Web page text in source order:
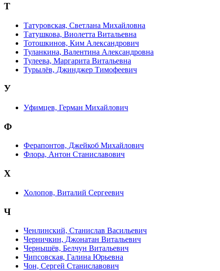
Т
Татуровская, Светлана Михайловна
Татушкова, Виолетта Витальевна
Тотошкинов, Ким Александрович
Туланкина, Валентина Александровна
Тулеева, Маргарита Витальевна
Турылёв, Джинджер Тимофеевич
У
Уфимцев, Герман Михайлович
Ф
Ферапонтов, Джейкоб Михайлович
Флора, Антон Станиславович
Х
Холопов, Виталий Сергеевич
Ч
Ченлинский, Станислав Васильевич
Черничкин, Джонатан Витальевич
Чернышёв, Белчун Витальевич
Чипсовская, Галина Юрьевна
Чон, Сергей Станиславович